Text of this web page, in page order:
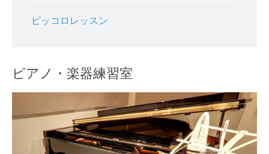
ピッコロレッスン
ピアノ・楽器練習室